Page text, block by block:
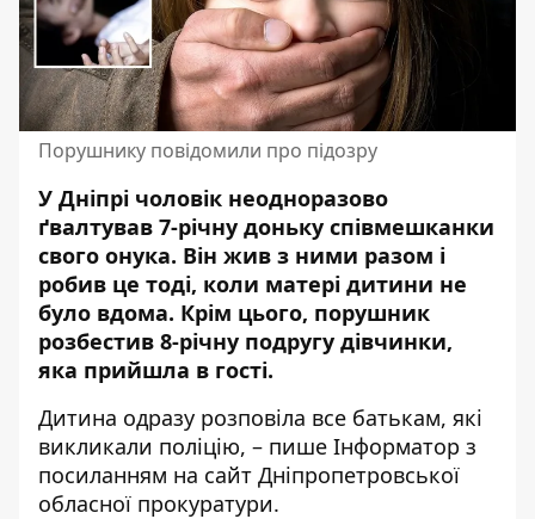
Порушнику повідомили про підозру
У Дніпрі чоловік неодноразово
ґвалтував 7-річну доньку співмешканки
свого онука. Він жив з ними разом і
робив це тоді, коли матері дитини не
було вдома. Крім цього, порушник
розбестив 8-річну подругу дівчинки,
яка прийшла в гості.
Дитина одразу розповіла все батькам, які
викликали поліцію, – пише Інформатор з
посиланням на сайт Дніпропетровської
обласної прокуратури.